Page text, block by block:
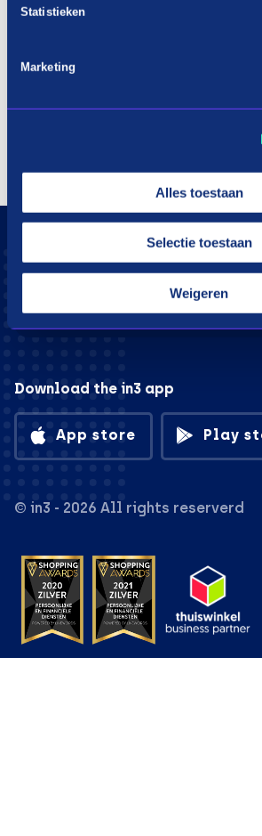
Statistieken
Marketing
Alles toestaan
Selectie toestaan
Weigeren
Download the in3 app
App store Play
© in3 - 2026 All rights reserverd